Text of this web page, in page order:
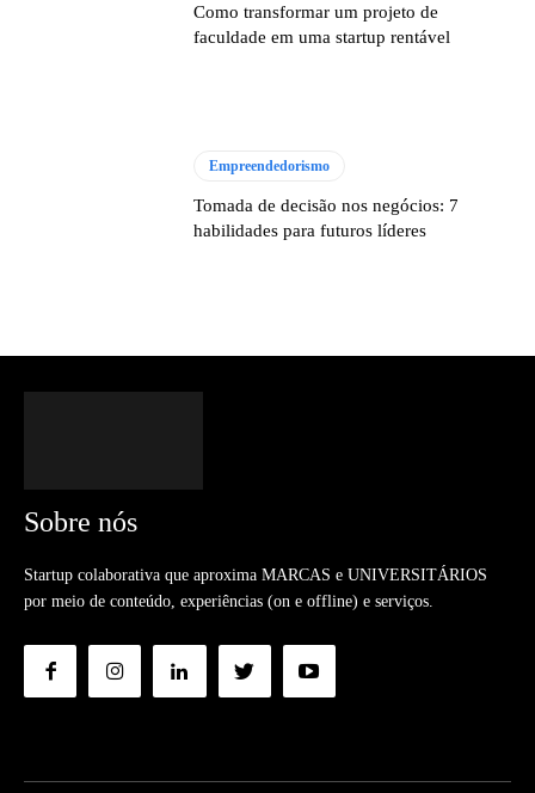
Como transformar um projeto de
faculdade em uma startup rentável
Empreendedorismo
Tomada de decisão nos negócios: 7
habilidades para futuros líderes
Sobre nós
Startup colaborativa que aproxima MARCAS e UNIVERSITÁRIOS
por meio de conteúdo, experiências (on e offline) e serviços.